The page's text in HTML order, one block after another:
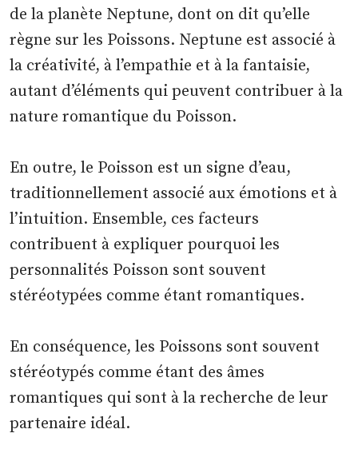
de la planète Neptune, dont on dit qu’elle
règne sur les Poissons. Neptune est associé à
la créativité, à l’empathie et à la fantaisie,
autant d’éléments qui peuvent contribuer à la
nature romantique du Poisson.
En outre, le Poisson est un signe d’eau,
traditionnellement associé aux émotions et à
l’intuition. Ensemble, ces facteurs
contribuent à expliquer pourquoi les
personnalités Poisson sont souvent
stéréotypées comme étant romantiques.
En conséquence, les Poissons sont souvent
stéréotypés comme étant des âmes
romantiques qui sont à la recherche de leur
partenaire idéal.